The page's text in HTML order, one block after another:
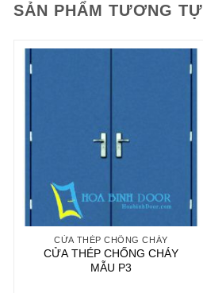
SẢN PHẨM TƯƠNG TỰ
CỬA THÉP CHỐNG CHÁY
CỬA THÉP CHỐNG CHÁY
MẪU P3